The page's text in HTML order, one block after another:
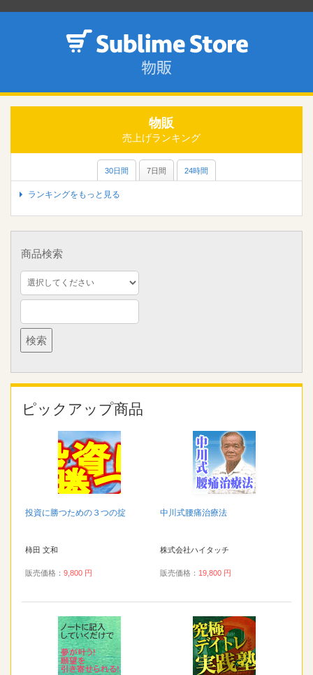
物販
売上げランキング
30日間 7日間 24時間
ランキングをもっと見る
商品検索
ピックアップ商品
投資に勝つための３つの掟
柿田 文和
販売価格： 9,800 円
中川式腰痛治療法
株式会社ハイタッチ
販売価格： 19,800 円